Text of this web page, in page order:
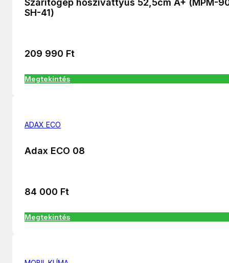
Szárítógép hőszivattyús 52,5cm A+ (MPM-
SH-41)
209 990 Ft
Megtekintés
ADAX ECO
Adax ECO 08
84 000 Ft
Megtekintés